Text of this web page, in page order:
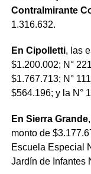
Contralmirante
1.316.632.
En Cipolletti, las
$1.200.002; N°
$1.767.713; N°
$564.196; y la N°
En Sierra Grande
monto de
Escuela Especial
Jardín de Infantes